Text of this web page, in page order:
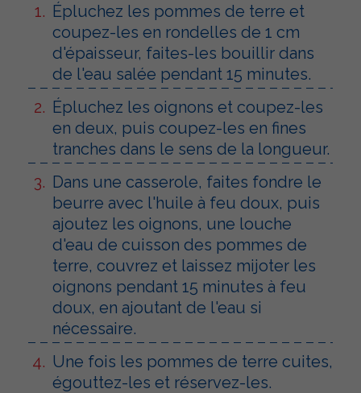
Épluchez les pommes de terre et
coupez-les en rondelles de 1 cm
d'épaisseur, faites-les bouillir dans
de l'eau salée pendant 15 minutes.
Épluchez les oignons et coupez-les
en deux, puis coupez-les en fines
tranches dans le sens de la longueur.
Dans une casserole, faites fondre le
beurre avec l'huile à feu doux, puis
ajoutez les oignons, une louche
d'eau de cuisson des pommes de
terre, couvrez et laissez mijoter les
oignons pendant 15 minutes à feu
doux, en ajoutant de l'eau si
nécessaire.
Une fois les pommes de terre cuites,
égouttez-les et réservez-les.